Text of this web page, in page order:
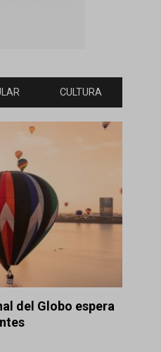
CULTURA
del Globo espera